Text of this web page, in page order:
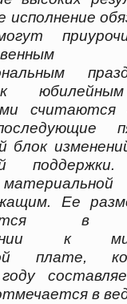
исполнение
блок
Ее
в
к
плате,
в